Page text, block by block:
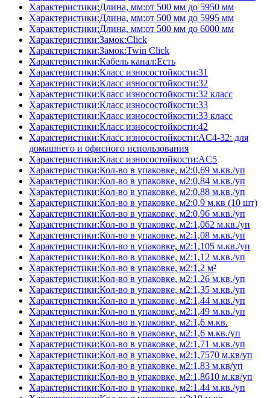
Характеристики:Длина, мм:от 500 мм до 5950 мм
Характеристики:Длина, мм:от 500 мм до 5995 мм
Характеристики:Длина, мм:от 500 мм до 6000 мм
Характеристики:Замок:Click
Характеристики:Замок:Twin Click
Характеристики:Кабель канал:Есть
Характеристики:Класс износостойкости:31
Характеристики:Класс износостойкости:32
Характеристики:Класс износостойкости:32 класс
Характеристики:Класс износостойкости:33
Характеристики:Класс износостойкости:33 класс
Характеристики:Класс износостойкости:42
Характеристики:Класс износостойкости:AC4-32: для
домашнего и офисного использования
Характеристики:Класс износостойкости:AC5
Характеристики:Кол-во в упаковке, м2:0,69 м.кв./уп
Характеристики:Кол-во в упаковке, м2:0,84 м.кв./уп
Характеристики:Кол-во в упаковке, м2:0,88 м.кв./уп
Характеристики:Кол-во в упаковке, м2:0,9 м.кв (10 шт)
Характеристики:Кол-во в упаковке, м2:0,96 м.кв./уп
Характеристики:Кол-во в упаковке, м2:1,062 м.кв./уп
Характеристики:Кол-во в упаковке, м2:1,08 м.кв./уп
Характеристики:Кол-во в упаковке, м2:1,105 м.кв./уп
Характеристики:Кол-во в упаковке, м2:1,12 м.кв./уп
Характеристики:Кол-во в упаковке, м2:1,2 м²
Характеристики:Кол-во в упаковке, м2:1,26 м.кв./уп
Характеристики:Кол-во в упаковке, м2:1,35 м.кв./уп
Характеристики:Кол-во в упаковке, м2:1,44 м.кв./уп
Характеристики:Кол-во в упаковке, м2:1,49 м.кв./уп
Характеристики:Кол-во в упаковке, м2:1,6 м.кв.
Характеристики:Кол-во в упаковке, м2:1,6 м.кв./уп
Характеристики:Кол-во в упаковке, м2:1,71 м.кв./уп
Характеристики:Кол-во в упаковке, м2:1,7570 м.кв/уп
Характеристики:Кол-во в упаковке, м2:1,83 м.кв/уп
Характеристики:Кол-во в упаковке, м2:1,8610 м.кв/уп
Характеристики:Кол-во в упаковке, м2:1.44 м.кв./уп